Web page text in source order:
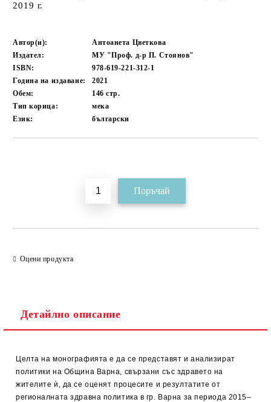
2019 г.
Автор(и):
Антоанета Цветкова
Издател:
МУ "Проф. д-р П. Стоянов"
ISBN:
978-619-221-312-1
Година на издаване:
2021
Обем:
146стр.
Тип корица:
мека
Език:
български
Оцени продукта
Детайлно описание
Целта на монографията е да се представят и анализират
политики на Община Варна, свързани със здравето на
жителите ѝ, да се оценят процесите и резултатите от
регионалната здравна политика в гр. Варна за периода 2015–